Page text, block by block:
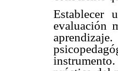
Establecer
evaluación